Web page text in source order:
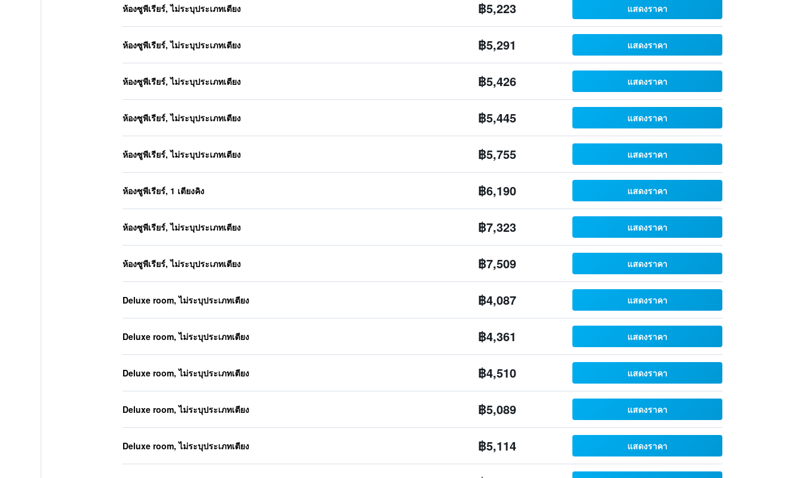
ห้องซูพีเรียร์, ไม่ระบุประเภทเตียง ฿5,223 แสดงราคา
ห้องซูพีเรียร์, ไม่ระบุประเภทเตียง ฿5,291 แสดงราคา
ห้องซูพีเรียร์, ไม่ระบุประเภทเตียง ฿5,426 แสดงราคา
ห้องซูพีเรียร์, ไม่ระบุประเภทเตียง ฿5,445 แสดงราคา
ห้องซูพีเรียร์, ไม่ระบุประเภทเตียง ฿5,755 แสดงราคา
ห้องซูพีเรียร์, 1 เตียงคิง ฿6,190 แสดงราคา
ห้องซูพีเรียร์, ไม่ระบุประเภทเตียง ฿7,323 แสดงราคา
ห้องซูพีเรียร์, ไม่ระบุประเภทเตียง ฿7,509 แสดงราคา
Deluxe room, ไม่ระบุประเภทเตียง ฿4,087 แสดงราคา
Deluxe room, ไม่ระบุประเภทเตียง ฿4,361 แสดงราคา
Deluxe room, ไม่ระบุประเภทเตียง ฿4,510 แสดงราคา
Deluxe room, ไม่ระบุประเภทเตียง ฿5,089 แสดงราคา
Deluxe room, ไม่ระบุประเภทเตียง ฿5,114 แสดงราคา